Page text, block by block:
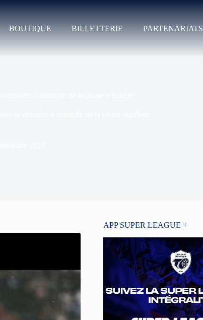
BOUTIQUE BILLETTERIE PARTENARIATS
APP SUPER LEAGUE +